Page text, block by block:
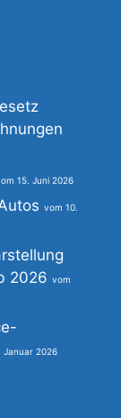
15. Juni 2026
10.
2026
Januar 2026